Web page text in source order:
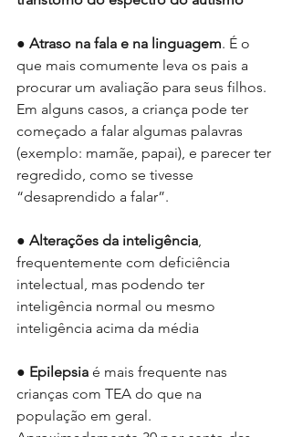
● Atraso na fala e na linguagem. É o
que mais comumente leva os pais a
procurar um avaliação para seus filhos.
Em alguns casos, a criança pode ter
começado a falar algumas palavras
(exemplo: mamãe, papai), e parecer ter
regredido, como se tivesse
“desaprendido a falar”.
● Alterações da inteligência,
frequentemente com deficiência
intelectual, mas podendo ter
inteligência normal ou mesmo
inteligência acima da média
● Epilepsia é mais frequente nas
crianças com TEA do que na
população em geral.